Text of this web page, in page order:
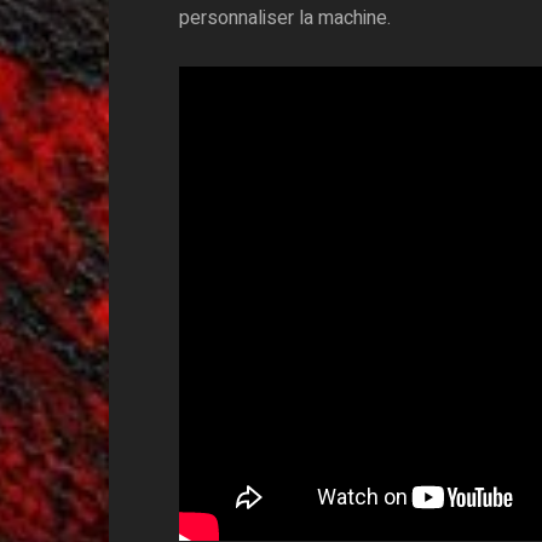
personnaliser la machine.